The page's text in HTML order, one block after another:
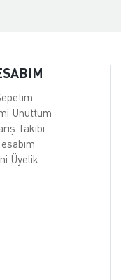
Unuttum
Takibi
Üyelik